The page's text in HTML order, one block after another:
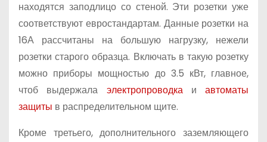
находятся заподлицо со стеной. Эти розетки уже
соответствуют евростандартам. Данные розетки на
16А рассчитаны на большую нагрузку, нежели
розетки старого образца. Включать в такую розетку
можно приборы мощностью до 3.5 кВт, главное,
чтоб выдержала электропроводка и автоматы
защиты в распределительном щите.
Кроме третьего, дополнительного заземляющего